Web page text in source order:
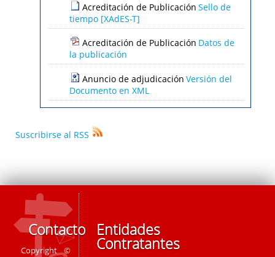
Acreditación de Publicación Sello de
tiempo [XAdES-T]
Acreditación de Publicación Datos de
la publicación
Anuncio de adjudicación Versión del
Documento en XML
Suscribirse al RSS
Contacto
Copyright ©
Entidades
Contratantes